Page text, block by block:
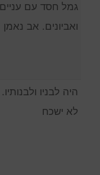
גמל חסד עם עניים
ואביונים. אב נאמן
היה לבניו ולבנותיו.
לא ישכח